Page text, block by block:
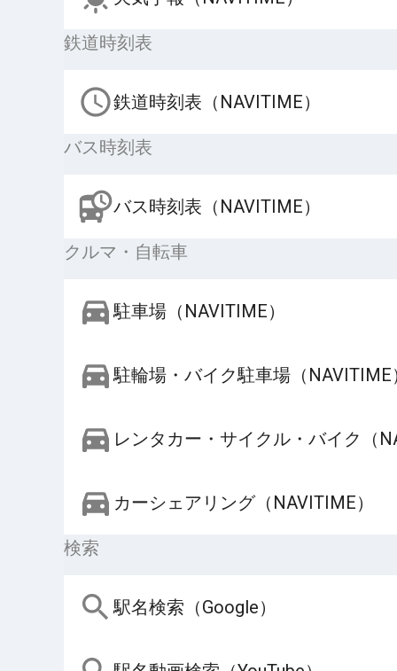
鉄道時刻表
鉄道時刻表（NAVITIME）
バス時刻表
バス時刻表（NAVITIME）
クルマ・自転車
駐車場（NAVITIME）
駐輪場・バイク駐車場（NAVITIME
レンタカー・サイクル・バイク（
カーシェアリング（NAVITIME）
検索
駅名検索（Google）